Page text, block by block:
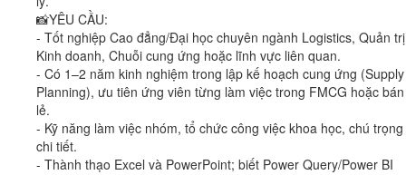
📸YÊU CẦU:
- Tốt nghiệp Cao đẳng/Đại học chuyên ngành Logistics, Quản trị
Kinh doanh, Chuỗi cung ứng hoặc lĩnh vực liên quan.
- Có 1–2 năm kinh nghiệm trong lập kế hoạch cung ứng (Supply
Planning), ưu tiên ứng viên từng làm việc trong FMCG hoặc bán
lẻ.
- Kỹ năng làm việc nhóm, tổ chức công việc khoa học, chú trọng
chi tiết.
- Thành thạo Excel và PowerPoint; biết Power Query/Power BI